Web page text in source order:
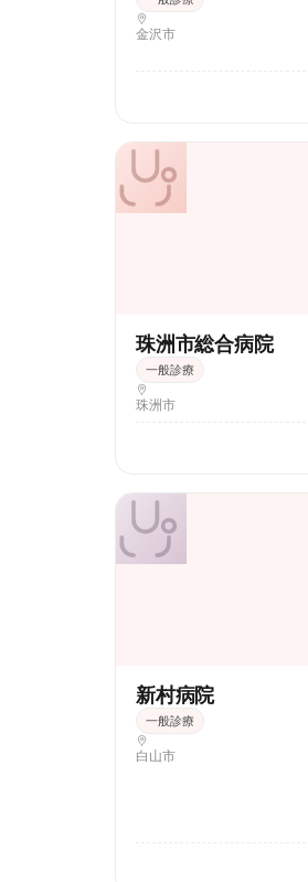
金沢市
珠洲市総合病院
一般診療
珠洲市
新村病院
一般診療
白山市